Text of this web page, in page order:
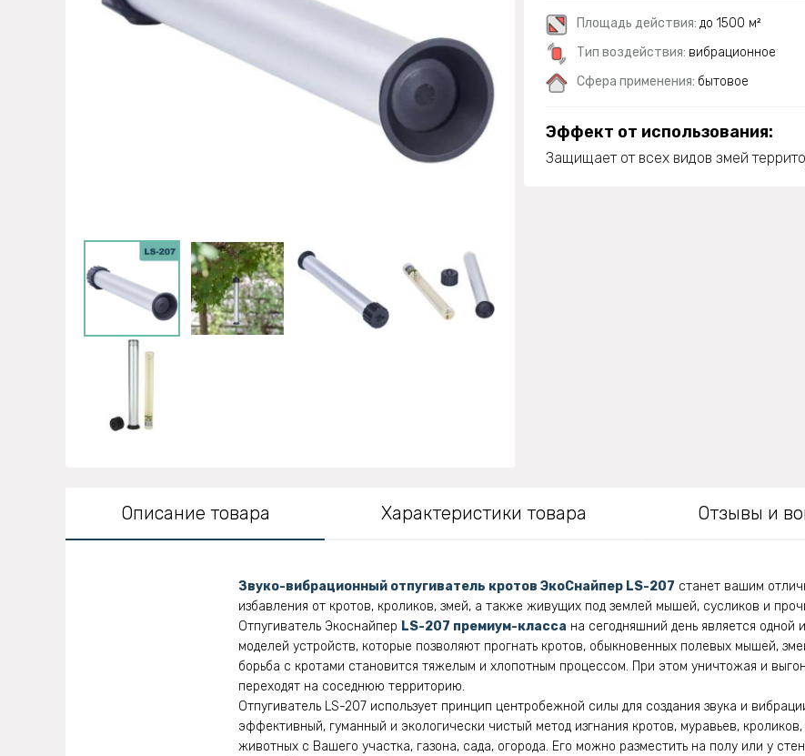
Площадь действия: до 1500 м²
Тип воздействия: вибрационное
Сфера применения: бытовое
Эффект от использования:
Защищает от всех видов змей
Описание товара Характеристики товара Отзывы и
Звуко-вибрационный отпугиватель кротов ЭкоСнайпер LS-207 станет вашим
избавления от кротов, кроликов, змей, а также живущих под землей мышей, сусликов и
Отпугиватель Экоснайпер LS-207 премиум-класса на сегодняшний день является
моделей устройств, которые позволяют прогнать кротов, обыкновенных полевых мышей,
борьба с кротами становится тяжелым и хлопотным процессом. При этом уничтожая и
переходят на соседнюю территорию.
Отпугиватель LS-207 использует принцип центробежной силы для создания звука и
эффективный, гуманный и экологически чистый метод изгнания кротов, муравьев, кроликов,
животных с Вашего участка, газона, сада, огорода. Его можно разместить на полу или у